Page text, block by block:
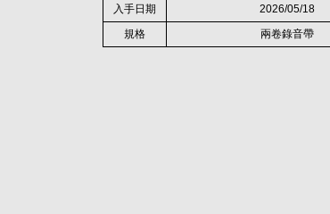
入手日期
2026/05/18
規格
兩卷錄音帶